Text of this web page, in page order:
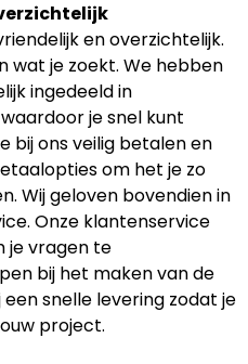
en overzichtelijk.
wat je zoekt. We hebben
ingedeeld in
je snel kunt
bij ons veilig betalen en
om het je zo
Wij geloven bovendien in
Onze klantenservice
je vragen te
bij het maken van de
een snelle levering zodat je
project.